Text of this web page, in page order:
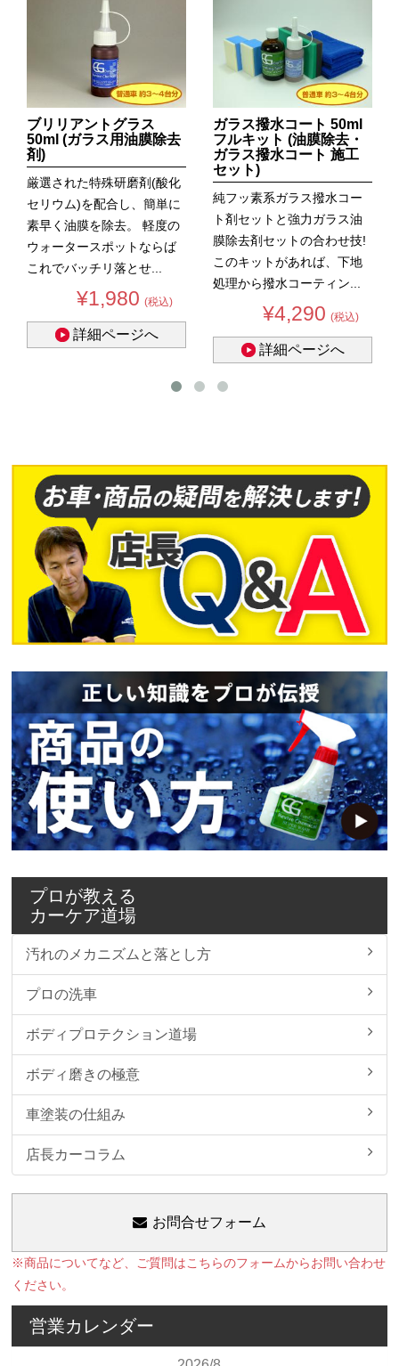
ブリリアントグラス
50ml (ガラス用油膜除去
剤)
厳選された特殊研磨剤(酸化
セリウム)を配合し、簡単に
素早く油膜を除去。 軽度の
ウォータースポットならば
これでバッチリ落とせ...
¥1,980 (税込)
詳細ページへ
ガラス撥水コート 50ml
フルキット (油膜除去・
ガラス撥水コート 施工
セット)
純フッ素系ガラス撥水コー
ト剤セットと強力ガラス油
膜除去剤セットの合わせ技!
このキットがあれば、下地
処理から撥水コーティン...
¥4,290 (税込)
詳細ページへ
プロが教える
カーケア道場
汚れのメカニズムと落とし方
プロの洗車
ボディプロテクション道場
ボディ磨きの極意
車塗装の仕組み
店長カーコラム
お問合せフォーム
※商品についてなど、ご質問はこちらのフォームからお問い合わせ
ください。
営業カレンダー